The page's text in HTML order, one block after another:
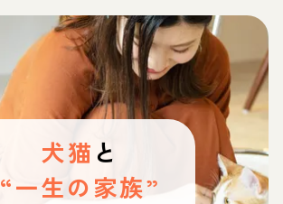
犬猫 と
“一生の家族”